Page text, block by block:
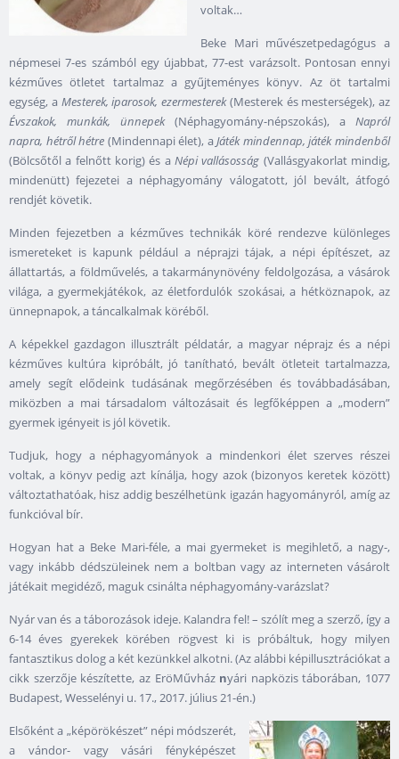
voltak…
Beke Mari művészetpedagógus a
népmesei 7-es számból egy újabbat, 77-est varázsolt. Pontosan ennyi
kézműves ötletet tartalmaz a gyűjteményes könyv. Az öt tartalmi
egység, a Mesterek, iparosok, ezermesterek(Mesterek és mesterségek), az
Évszakok, munkák, ünnepek(Néphagyomány-népszokás), a Napról
napra, hétről hétre (Mindennapi élet), aJáték mindennap, játék mindenből
(Bölcsőtől a felnőtt korig) és a Népi vallásosság (Vallásgyakorlat mindig,
mindenütt) fejezetei a néphagyomány válogatott, jól bevált, átfogó
rendjét követik.
Minden fejezetben a kézműves technikák köré rendezve különleges
ismereteket is kapunk például a néprajzi tájak, a népi építészet, az
állattartás, a földművelés, a takarmánynövény feldolgozása, a vásárok
világa, a gyermekjátékok, az életfordulók szokásai, a hétköznapok, az
ünnepnapok, a táncalkalmak köréből.
A képekkel gazdagon illusztrált példatár, a magyar néprajz és a népi
kézműves kultúra kipróbált, jó tanítható, bevált ötleteit tartalmazza,
amely segít elődeink tudásának megőrzésében és továbbadásában,
miközben a mai társadalom változásait és legfőképpen a „modern”
gyermek igényeit is jól követik.
Tudjuk, hogy a néphagyományok a mindenkori élet szerves részei
voltak, a könyv pedig azt kínálja, hogy azok (bizonyos keretek között)
változtathatóak, hisz addig beszélhetünk igazán hagyományról, amíg az
funkcióval bír.
Hogyan hat a Beke Mari-féle, a mai gyermeket is megihlető, a nagy-,
vagy inkább dédszüleinek nem a boltban vagy az interneten vásárolt
játékait megidéző, maguk csinálta néphagyomány-varázslat?
Nyár van és a táborozások ideje. Kalandra fel! – szólít meg a szerző, így a
6-14 éves gyerekek körében rögvest ki is próbáltuk, hogy milyen
fantasztikus dolog a két kezünkkel alkotni. (Az alábbi képillusztrációkat a
cikk szerzője készítette, az EröMűvház nyári napközis táborában, 1077
Budapest, Wesselényi u. 17., 2017. július 21-én.)
Elsőként a „képörökészet” népi módszerét,
a vándor- vagy vásári fényképészet